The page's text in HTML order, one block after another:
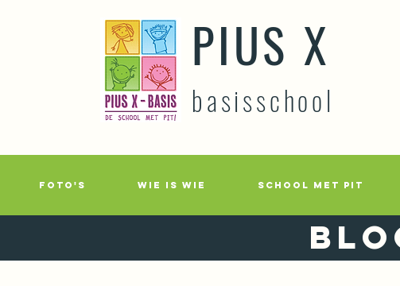
PIUS X
basisschool
FOTO'S WIE IS WIE SCHOOL MET PIT